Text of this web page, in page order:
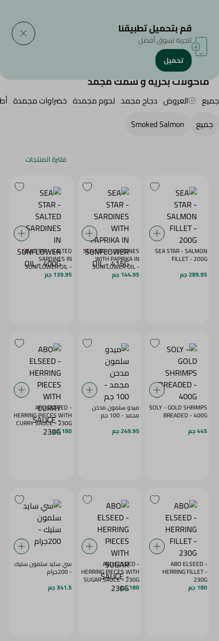
الرئيسية /الأطعمة المجمدة
مأكولات بحرية و سمك مجمد
جميع العروض دجاج مجمد لحوم مجمدة خضراوات مجمدة
جميع
Smoked Salmon
فلترة المنتجات
SEA STAR - SALMON
FILLET - 200G
289.95 جم
SEA STAR - SARDINES
WITH PAPRIKA IN
SUNFLOWER OIL -
415G
144.95 جم
SEA STAR - SALTED
SARDINES IN
SUNFLOWER OIL -
400G
139.95 جم
SOLY - GOLD SHRIMPS
BREADED - 400G
445 جم
ميدو سلمون مدخن
مجمد - 100 جم
249.95 جم
ABO ELSEED -
HERRING PIECES WITH
CURRY SAUCE - 230G
180 جم
ABO ELSEED -
HERRING FILLET -
230G
180 جم
ABO ELSEED -
HERRING PIECES WITH
SUGAR SAUCE - 230G
180 جم
سي سايد سلمون ستيك
- 200جرام
341.5 جم
قم بتحميل تطبيقنا
لتجربة تسوق أفضل
تحميل